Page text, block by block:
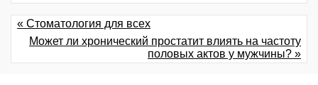
« Стоматология для всех
Может ли хронический простатит влиять на частоту
половых актов у мужчины? »